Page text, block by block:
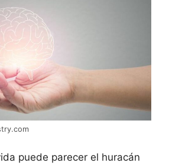
puede parecer el huracán